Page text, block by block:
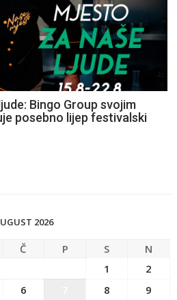
Bingo Group svojim
posebno lijep festivalski
2026
Č P S
N
1
2
6 8
9